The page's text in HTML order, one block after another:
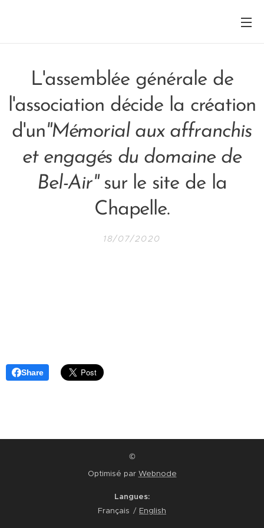
L'assemblée générale de
l'association décide la création
d'un"Mémorial aux affranchis
et engagés du domaine de
Bel-Air" sur le site de la
Chapelle.
18/07/2020
Share
©
Optimisé par Webnode
Langues
Français
English